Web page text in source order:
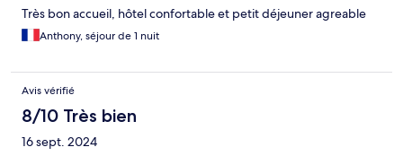
Très bon accueil, hôtel confortable et petit déjeuner agreable
Anthony, séjour de 1 nuit
Avis vérifié
8/10 Très bien
16 sept. 2024